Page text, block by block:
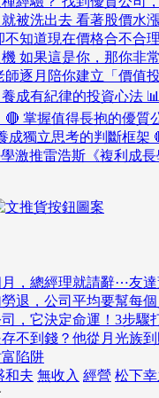
被洗出去 看著股價水
不知道現在價格合不合
如果這是你，那你非
師逐月陪你建立「價值
成有紀律的投資心法
🔴 掌握值得長抱的優質
成獨立思考的判斷框架
激推雷浩斯《複利成
，總經理就請辭⋯友
退，公司平均要幫每
，它決定命運！3步驟
不到錢？他從月光族
陷阱
和夫 無收入 經營 松下